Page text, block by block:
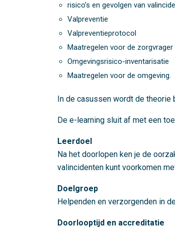
risico’s en gevolgen van
Valpreventie
Valpreventieprotocol
Maatregelen voor de zorgvrager
Omgevingsrisico-inventarisatie
Maatregelen voor de omgeving.
In de casussen wordt de theorie
De e-learning sluit af met een
Leerdoel
Na het doorlopen ken je de
valincidenten kunt voorkomen
Doelgroep
Helpenden en verzorgenden in
Doorlooptijd en accreditatie